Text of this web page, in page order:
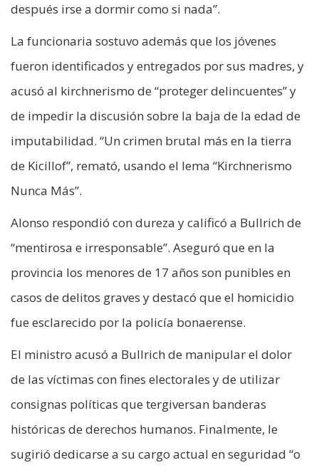
después irse a dormir como si nada”.
La funcionaria sostuvo además que los jóvenes
fueron identificados y entregados por sus madres, y
acusó al kirchnerismo de “proteger delincuentes” y
de impedir la discusión sobre la baja de la edad de
imputabilidad. “Un crimen brutal más en la tierra
de Kicillof”, remató, usando el lema “Kirchnerismo
Nunca Más”.
Alonso respondió con dureza y calificó a Bullrich de
“mentirosa e irresponsable”. Aseguró que en la
provincia los menores de 17 años son punibles en
casos de delitos graves y destacó que el homicidio
fue esclarecido por la policía bonaerense.
El ministro acusó a Bullrich de manipular el dolor
de las víctimas con fines electorales y de utilizar
consignas políticas que tergiversan banderas
históricas de derechos humanos. Finalmente, le
sugirió dedicarse a su cargo actual en seguridad “o